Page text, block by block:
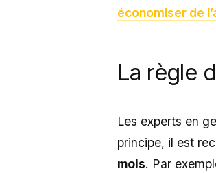
économiser de
La règle
Les experts en
principe, il est
mois. Par